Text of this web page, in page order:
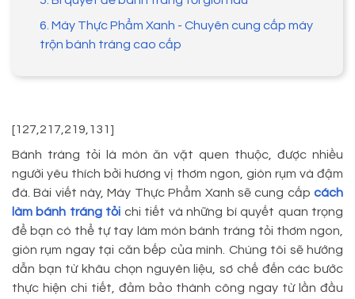
6. Máy Thực Phẩm Xanh - Chuyên cung cấp máy
trộn bánh tráng cao cấp
[127,217,219,131]
Bánh tráng tỏi là món ăn vặt quen thuộc, được nhiều
người yêu thích bởi hương vị thơm ngon, giòn rụm và đậm
đà. Bài viết này, Máy Thực Phẩm Xanh sẽ cung cấp cách
làm bánh tráng tỏi chi tiết và những bí quyết quan trọng
để bạn có thể tự tay làm món bánh tráng tỏi thơm ngon,
giòn rụm ngay tại căn bếp của mình. Chúng tôi sẽ hướng
dẫn bạn từ khâu chọn nguyên liệu, sơ chế đến các bước
thực hiện chi tiết, đảm bảo thành công ngay từ lần đầu